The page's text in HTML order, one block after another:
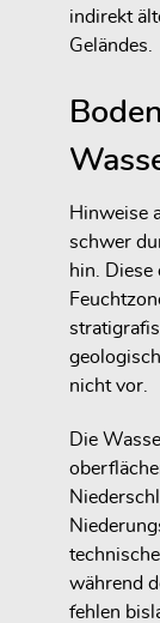
indirekt
Geländes.
Hinweise
schwer
hin.
nicht vor.
Die
während
fehlen